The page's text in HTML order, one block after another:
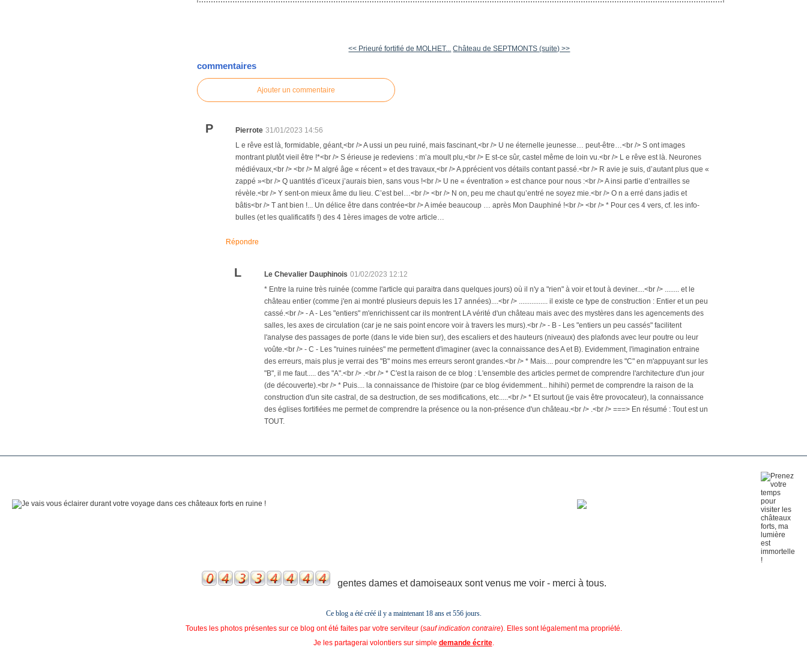
<< Prieuré fortifié de MOLHET... Château de SEPTMONTS (suite) >>
commentaires
Ajouter un commentaire
P Pierrote 31/01/2023 14:56
L e rêve est là, formidable, géant,<br /> A ussi un peu ruiné, mais fascinant,<br /> U ne éternelle jeunesse… peut-être…<br /> S ont images
montrant plutôt vieil être !*<br /> S érieuse je redeviens : m’a moult plu,<br /> E st-ce sûr, castel même de loin vu.<br /> L e rêve est là. Neurones
médiévaux,<br /> <br /> M algré âge « récent » et des travaux,<br /> A pprécient vos détails contant passé.<br /> R avie je suis, d’autant plus que «
zappé »<br /> Q uantités d’iceux j’aurais bien, sans vous !<br /> U ne « éventration » est chance pour nous :<br /> A insi partie d’entrailles se
révèle.<br /> Y sent-on mieux âme du lieu. C’est bel…<br /> <br /> N on, peu me chaut qu’entré ne soyez mie.<br /> O n a erré dans jadis et
bâtis<br /> T ant bien !... Un délice être dans contrée<br /> A imée beaucoup … après Mon Dauphiné !<br /> <br /> * Pour ces 4 vers, cf. les info-
bulles (et les qualificatifs !) des 4 1ères images de votre article…
Répondre
L Le Chevalier Dauphinois 01/02/2023 12:12
* Entre la ruine très ruinée (comme l'article qui paraitra dans quelques jours) où il n'y a "rien" à voir et tout à deviner....<br /> ........ et le
château entier (comme j'en ai montré plusieurs depuis les 17 années)....<br /> ................ il existe ce type de construction : Entier et un peu
cassé.<br /> - A - Les "entiers" m'enrichissent car ils montrent LA vérité d'un château mais avec des mystères dans les agencements des
salles, les axes de circulation (car je ne sais point encore voir à travers les murs).<br /> - B - Les "entiers un peu cassés" facilitent
l'analyse des passages de porte (dans le vide bien sur), des escaliers et des hauteurs (niveaux) des plafonds avec leur poutre ou leur
voûte.<br /> - C - Les "ruines ruinées" me permettent d'imaginer (avec la connaissance des A et B). Evidemment, l'imagination entraine
des erreurs, mais plus je verrai des "B" moins mes erreurs seront grandes.<br /> * Mais.... pour comprendre les "C" en m'appuyant sur les
"B", il me faut..... des "A".<br /> .<br /> * C'est la raison de ce blog : L'ensemble des articles permet de comprendre l'architecture d'un jour
(de découverte).<br /> * Puis.... la connaissance de l'histoire (par ce blog évidemment... hihihi) permet de comprendre la raison de la
construction d'un site castral, de sa destruction, de ses modifications, etc.....<br /> * Et surtout (je vais être provocateur), la connaissance
des églises fortifiées me permet de comprendre la présence ou la non-présence d'un château.<br /> .<br /> ===> En résumé : Tout est un
TOUT.
gentes dames et damoiseaux sont venus me voir - merci à tous.
Ce blog a été créé il y a maintenant 18 ans et556 jours.
Toutes les photos présentes sur ce blog ont été faites par votre serviteur (sauf indication contraire). Elles sont légalement ma propriété.
Je les partagerai volontiers sur simple demande écrite.